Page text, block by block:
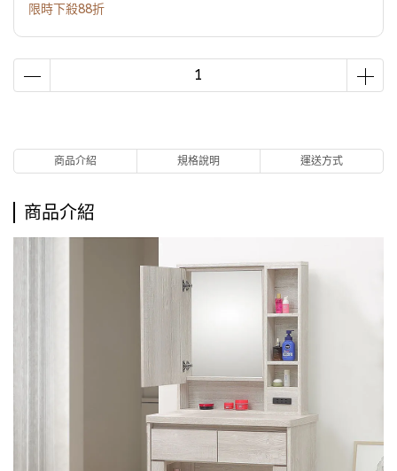
限時下殺88折
商品介紹 規格說明 運送方式
商品介紹